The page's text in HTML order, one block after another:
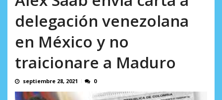
delegación venezolana
en México y no
traicionare a Maduro
septiembre 28, 2021 0